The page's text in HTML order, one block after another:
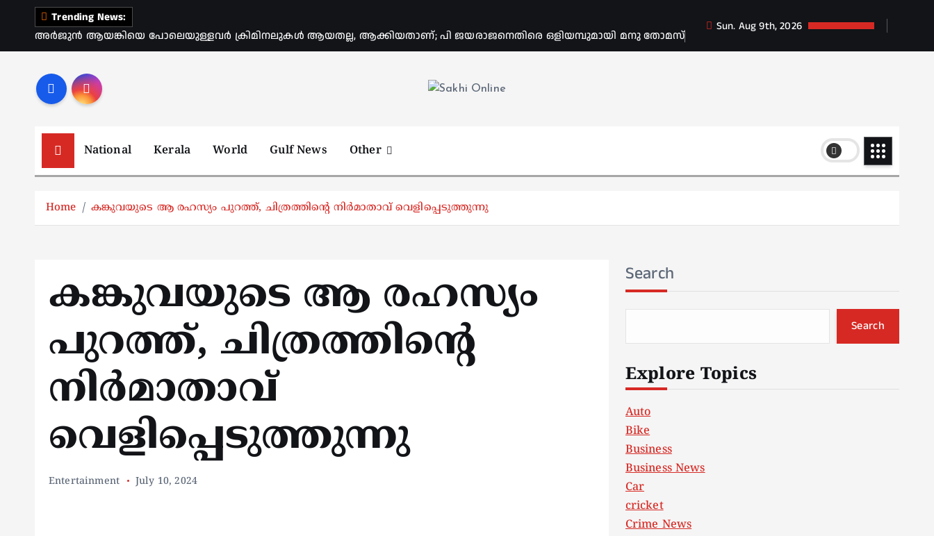
Trending News:
അർജുൻ ആയങ്കിയെ പോലെയുള്ളവർ ക്രിമിനലുകൾ ആയതല്ല, ആക്കിയതാണ്; പി ജയരാജനെതിരെ ഒളിയമ്പുമായി മനു തോമസ്
Sun. Aug 9th, 2026
National Kerala World Gulf News Other
Home കങ്കുവയുടെ ആ രഹസ്യം പുറത്ത്, ചിത്രത്തിന്റെ നിര്‍മാതാവ് വെളിപ്പെടുത്തുന്നു
കങ്കുവയുടെ ആ രഹസ്യം
പുറത്ത്, ചിത്രത്തിന്റെ
നിര്‍മാതാവ്
വെളിപ്പെടുത്തുന്നു
Entertainment July 10, 2024
Search
Search
Explore Topics
Auto
Bike
Business
Business News
Car
cricket
Crime News